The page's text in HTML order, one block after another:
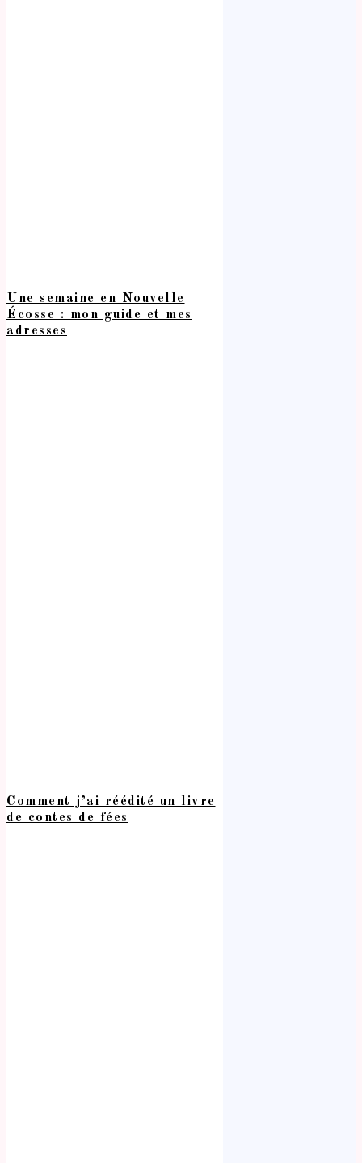
Une semaine en Nouvelle
Écosse : mon guide et mes
adresses
Comment j’ai réédité un livre
de contes de fées